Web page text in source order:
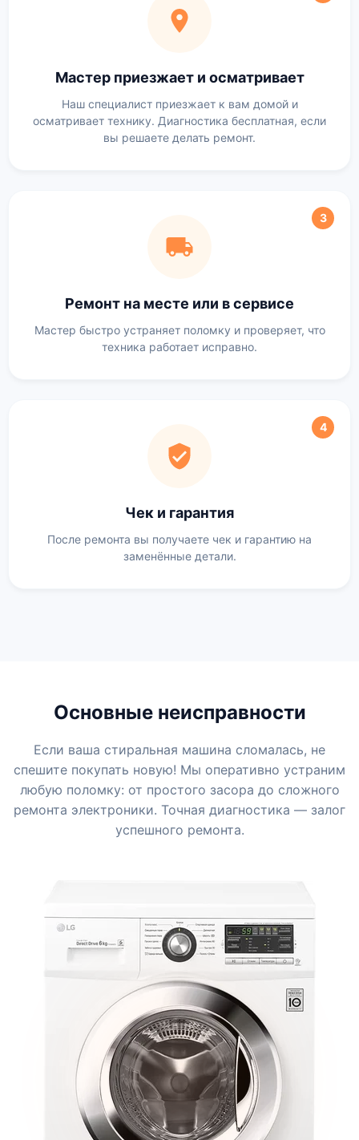
Мастер приезжает и осматривает
Наш специалист приезжает к вам домой и
осматривает технику. Диагностика бесплатная, если
вы решаете делать ремонт.
3
Ремонт на месте или в сервисе
Мастер быстро устраняет поломку и проверяет, что
техника работает исправно.
4
Чек и гарантия
После ремонта вы получаете чек и гарантию на
заменённые детали.
Основные неисправности
Если ваша стиральная машина сломалась, не
спешите покупать новую! Мы оперативно устраним
любую поломку: от простого засора до сложного
ремонта электроники. Точная диагностика — залог
успешного ремонта.